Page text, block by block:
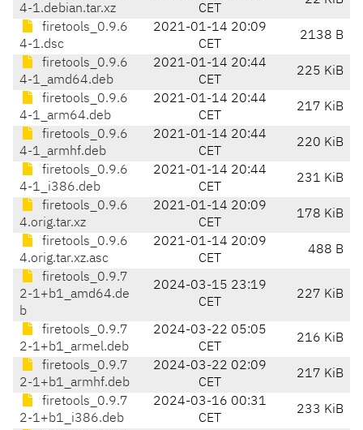
4-1.debian.tar.xz
CET
firetools_0.9.6
4-1.dsc
2021-01-14 20:09
CET
2138 B
firetools_0.9.6
4-1_amd64.deb
2021-01-14 20:44
CET
225 KiB
firetools_0.9.6
4-1_arm64.deb
2021-01-14 20:44
CET
217 KiB
firetools_0.9.6
4-1_armhf.deb
2021-01-14 20:44
CET
220 KiB
firetools_0.9.6
4-1_i386.deb
2021-01-14 20:44
CET
231 KiB
firetools_0.9.6
4.orig.tar.xz
2021-01-14 20:09
CET
178 KiB
firetools_0.9.6
4.orig.tar.xz.asc
2021-01-14 20:09
CET
488 B
firetools_0.9.7
2-1+b1_amd64.de
b
2024-03-15 23:19
CET
227 KiB
firetools_0.9.7
2-1+b1_armel.deb
2024-03-22 05:05
CET
216 KiB
firetools_0.9.7
2-1+b1_armhf.deb
2024-03-22 02:09
CET
217 KiB
firetools_0.9.7
2-1+b1_i386.deb
2024-03-16 00:31
CET
233 KiB